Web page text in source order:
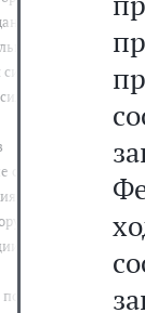
о гражданах
средств и
специальных
специальных
с применением
(ст.ст. 25 - 33)